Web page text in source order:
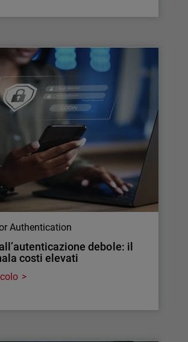
Authentication
debole: il
costi elevati